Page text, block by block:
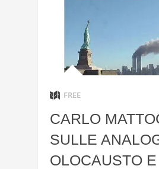
FREE
CARLO
SULLE
OLOCAUSTO E